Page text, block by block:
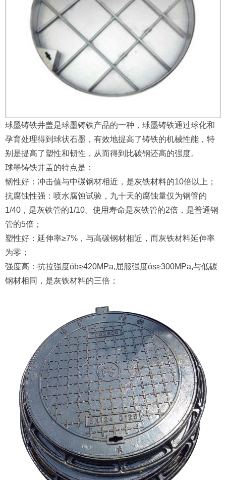
球墨铸铁井盖是球墨铸铁产品的一种，球墨铸铁通过球化和
孕育处理得到球状石墨，有效地提高了铸铁的机械性能，特
别是提高了塑性和韧性，从而得到比碳钢还高的强度。
球墨铸铁井盖的特点是：
韧性好：冲击值与中碳钢材相近，是灰铁材料的10倍以上；
抗腐蚀性强：喷水腐蚀试验，九十天的腐蚀量仅为钢管的
1/40，是灰铁管的1/10。使用寿命是灰铁管的2倍，是普通钢
管的5倍；
塑性好：延伸率≥7%，与高碳钢材相近，而灰铁材料延伸率
为零；
强度高：抗拉强度ób≥420MPa,屈服强度ós≥300MPa,与低碳
钢材相同，是灰铁材料的三倍；